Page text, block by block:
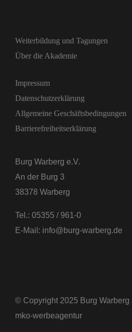
Weiterbildung und Tagungen
Über die Akademie
Impressum
Datenschutzerklärung
Allgemeine Geschäftsbedingungen
Barrierefreiheitserklärung
Burg Warberg e.V.
An der Burg 3
38378 Warberg
Tel.: 05355 / 961-0
E-Mail: info@burg-warberg.de
© Copyright 2025 Burg Warberg |
mko-werbeagentur